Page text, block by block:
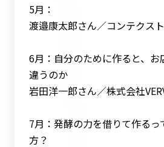
5月：
渡邉康太郎さん／コンテクス
6月：自分のために作ると、お
違うのか
岩田洋一郎さん／株式会社
7月：発酵の力を借りて作るっ
方？